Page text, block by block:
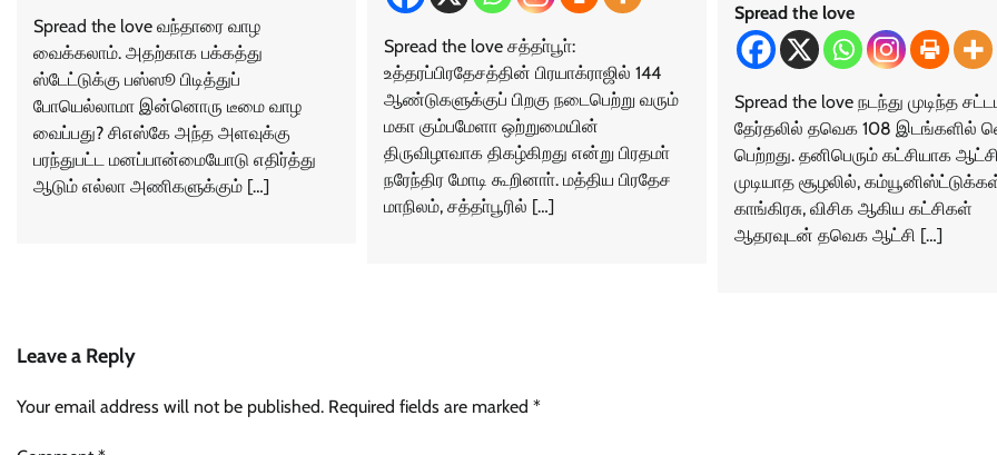
Spread the love வந்தாரை வாழ
வைக்கலாம். அதற்காக பக்கத்து
ஸ்டேட்டுக்கு பஸ்ஸூ பிடித்துப்
போயெல்லாமா இன்னொரு டீமை வாழ
வைப்பது? சிஎஸ்கே அந்த அளவுக்கு
பரந்துபட்ட மனப்பான்மையோடு எதிர்த்து
ஆடும் எல்லா அணிகளுக்கும் […]
Spread the love சத்தா்பூா்:
உத்தரப்பிரதேசத்தின் பிரயாக்ராஜில் 144
ஆண்டுகளுக்குப் பிறகு நடைபெற்று வரும்
மகா கும்பமேளா ஒற்றுமையின்
திருவிழாவாக திகழ்கிறது என்று பிரதமா்
நரேந்திர மோடி கூறினாா். மத்திய பிரதேச
மாநிலம், சத்தா்பூரில் […]
Spread the love
Spread the love நடந்து முடிந்த
தேர்தலில் தவெக 108 இடங்களில்
பெற்றது. தனிபெரும் கட்சியாக
முடியாத சூழலில்,
காங்கிரசு, விசிக ஆகிய கட்சிகள்
ஆதரவுடன் தவெக ஆட்சி […]
Leave a Reply
Your email address will not be published. Required fields are marked *